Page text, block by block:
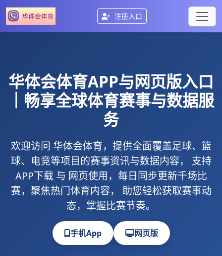
注册入口
华体会体育APP与网页版入口
｜畅享全球体育赛事与数据服
务
欢迎访问 华体会体育，提供全面覆盖足球、篮
球、电竞等项目的赛事资讯与数据内容， 支持
APP下载与 网页使用，每日同步更新千场比
赛，聚焦热门体育内容， 助您轻松获取赛事动
态，掌握比赛节奏。
手机App 网页版